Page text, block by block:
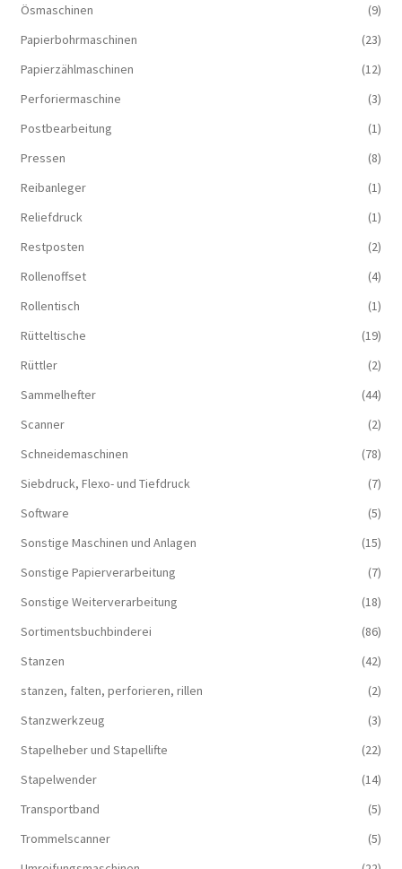
Ösmaschinen
(9)
Papierbohrmaschinen
(23)
Papierzählmaschinen
(12)
Perforiermaschine
(3)
Postbearbeitung
(1)
Pressen
(8)
Reibanleger
(1)
Reliefdruck
(1)
Restposten
(2)
Rollenoffset
(4)
Rollentisch
(1)
Rütteltische
(19)
Rüttler
(2)
Sammelhefter
(44)
Scanner
(2)
Schneidemaschinen
(78)
Siebdruck, Flexo- und Tiefdruck
(7)
Software
(5)
Sonstige Maschinen und Anlagen
(15)
Sonstige Papierverarbeitung
(7)
Sonstige Weiterverarbeitung
(18)
Sortimentsbuchbinderei
(86)
Stanzen
(42)
stanzen, falten, perforieren, rillen
(2)
Stanzwerkzeug
(3)
Stapelheber und Stapellifte
(22)
Stapelwender
(14)
Transportband
(5)
Trommelscanner
(5)